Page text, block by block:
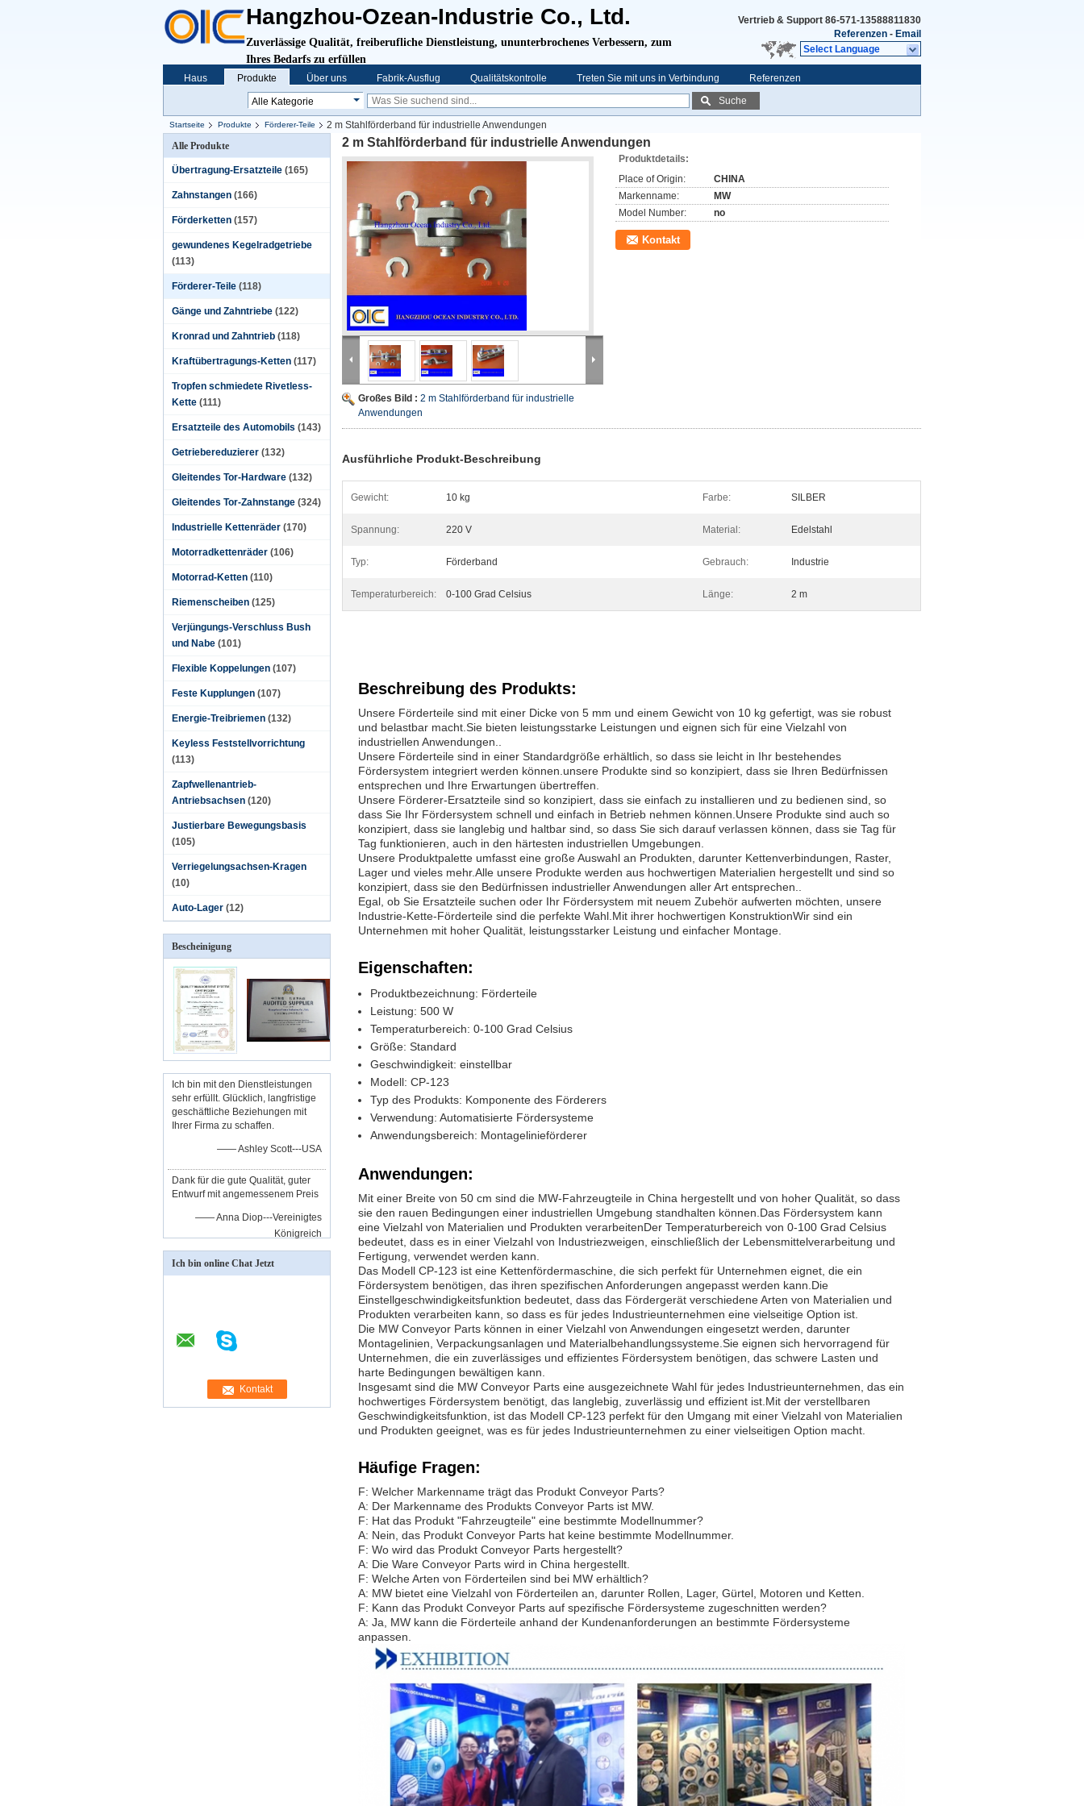
Hangzhou-Ozean-Industrie Co., Ltd.
Zuverlässige Qualität, freiberufliche Dienstleistung, ununterbrochenes Verbessern, zum
Ihres Bedarfs zu erfüllen
Vertrieb & Support 86-571-13588811830
Referenzen - Email
Select Language
Haus Produkte Über uns Fabrik-Ausflug Qualitätskontrolle Treten Sie mit uns in Verbindung
Referenzen
Suche
Startseite Produkte Förderer-Teile
2 m Stahlförderband für industrielle Anwendungen
Alle Produkte
Übertragung-Ersatzteile (165)
Zahnstangen (166)
Förderketten (157)
gewundenes Kegelradgetriebe
(113)
Förderer-Teile (118)
Gänge und Zahntriebe (122)
Kronrad und Zahntrieb (118)
Kraftübertragungs-Ketten (117)
Tropfen schmiedete Rivetless-
Kette (111)
Ersatzteile des Automobils (143)
Getriebereduzierer (132)
Gleitendes Tor-Hardware (132)
Gleitendes Tor-Zahnstange (324)
Industrielle Kettenräder (170)
Motorradkettenräder (106)
Motorrad-Ketten (110)
Riemenscheiben (125)
Verjüngungs-Verschluss Bush
und Nabe (101)
Flexible Koppelungen (107)
Feste Kupplungen (107)
Energie-Treibriemen (132)
Keyless Feststellvorrichtung
(113)
Zapfwellenantrieb-
Antriebsachsen (120)
Justierbare Bewegungsbasis
(105)
Verriegelungsachsen-Kragen
(10)
Auto-Lager (12)
Bescheinigung
Ich bin mit den Dienstleistungen
sehr erfüllt. Glücklich, langfristige
geschäftliche Beziehungen mit
Ihrer Firma zu schaffen.
—— Ashley Scott---USA
Dank für die gute Qualität, guter
Entwurf mit angemessenem Preis
—— Anna Diop---Vereinigtes
Königreich
Ich bin online Chat Jetzt
2 m Stahlförderband für industrielle Anwendungen
Großes Bild : 2 m Stahlförderband für industrielle
Anwendungen
Produktdetails:
Place of Origin:
CHINA
Markenname:
MW
Model Number:
no
Kontakt
Ausführliche Produkt-Beschreibung
Gewicht: 10 kg Farbe: SILBER
Spannung: 220 V Material: Edelstahl
Typ: Förderband Gebrauch: Industrie
Temperaturbereich: 0-100 Grad Celsius Länge: 2 m
Beschreibung des Produkts:
Unsere Förderteile sind mit einer Dicke von 5 mm und einem Gewicht von 10 kg gefertigt, was sie robust
und belastbar macht.Sie bieten leistungsstarke Leistungen und eignen sich für eine Vielzahl von
industriellen Anwendungen..
Unsere Förderteile sind in einer Standardgröße erhältlich, so dass sie leicht in Ihr bestehendes
Fördersystem integriert werden können.unsere Produkte sind so konzipiert, dass sie Ihren Bedürfnissen
entsprechen und Ihre Erwartungen übertreffen.
Unsere Förderer-Ersatzteile sind so konzipiert, dass sie einfach zu installieren und zu bedienen sind, so
dass Sie Ihr Fördersystem schnell und einfach in Betrieb nehmen können.Unsere Produkte sind auch so
konzipiert, dass sie langlebig und haltbar sind, so dass Sie sich darauf verlassen können, dass sie Tag für
Tag funktionieren, auch in den härtesten industriellen Umgebungen.
Unsere Produktpalette umfasst eine große Auswahl an Produkten, darunter Kettenverbindungen, Raster,
Lager und vieles mehr.Alle unsere Produkte werden aus hochwertigen Materialien hergestellt und sind so
konzipiert, dass sie den Bedürfnissen industrieller Anwendungen aller Art entsprechen..
Egal, ob Sie Ersatzteile suchen oder Ihr Fördersystem mit neuem Zubehör aufwerten möchten, unsere
Industrie-Kette-Förderteile sind die perfekte Wahl.Mit ihrer hochwertigen KonstruktionWir sind ein
Unternehmen mit hoher Qualität, leistungsstarker Leistung und einfacher Montage.
Eigenschaften:
Produktbezeichnung: Förderteile
Leistung: 500 W
Temperaturbereich: 0-100 Grad Celsius
Größe: Standard
Geschwindigkeit: einstellbar
Modell: CP-123
Typ des Produkts: Komponente des Förderers
Verwendung: Automatisierte Fördersysteme
Anwendungsbereich: Montagelinieförderer
Anwendungen:
Mit einer Breite von 50 cm sind die MW-Fahrzeugteile in China hergestellt und von hoher Qualität, so dass
sie den rauen Bedingungen einer industriellen Umgebung standhalten können.Das Fördersystem kann
eine Vielzahl von Materialien und Produkten verarbeitenDer Temperaturbereich von 0-100 Grad Celsius
bedeutet, dass es in einer Vielzahl von Industriezweigen, einschließlich der Lebensmittelverarbeitung und
Fertigung, verwendet werden kann.
Das Modell CP-123 ist eine Kettenfördermaschine, die sich perfekt für Unternehmen eignet, die ein
Fördersystem benötigen, das ihren spezifischen Anforderungen angepasst werden kann.Die
Einstellgeschwindigkeitsfunktion bedeutet, dass das Fördergerät verschiedene Arten von Materialien und
Produkten verarbeiten kann, so dass es für jedes Industrieunternehmen eine vielseitige Option ist.
Die MW Conveyor Parts können in einer Vielzahl von Anwendungen eingesetzt werden, darunter
Montagelinien, Verpackungsanlagen und Materialbehandlungssysteme.Sie eignen sich hervorragend für
Unternehmen, die ein zuverlässiges und effizientes Fördersystem benötigen, das schwere Lasten und
harte Bedingungen bewältigen kann.
Insgesamt sind die MW Conveyor Parts eine ausgezeichnete Wahl für jedes Industrieunternehmen, das ein
hochwertiges Fördersystem benötigt, das langlebig, zuverlässig und effizient ist.Mit der verstellbaren
Geschwindigkeitsfunktion, ist das Modell CP-123 perfekt für den Umgang mit einer Vielzahl von Materialien
und Produkten geeignet, was es für jedes Industrieunternehmen zu einer vielseitigen Option macht.
Häufige Fragen:
F: Welcher Markenname trägt das Produkt Conveyor Parts?
A: Der Markenname des Produkts Conveyor Parts ist MW.
F: Hat das Produkt "Fahrzeugteile" eine bestimmte Modellnummer?
A: Nein, das Produkt Conveyor Parts hat keine bestimmte Modellnummer.
F: Wo wird das Produkt Conveyor Parts hergestellt?
A: Die Ware Conveyor Parts wird in China hergestellt.
F: Welche Arten von Förderteilen sind bei MW erhältlich?
A: MW bietet eine Vielzahl von Förderteilen an, darunter Rollen, Lager, Gürtel, Motoren und Ketten.
F: Kann das Produkt Conveyor Parts auf spezifische Fördersysteme zugeschnitten werden?
A: Ja, MW kann die Förderteile anhand der Kundenanforderungen an bestimmte Fördersysteme
anpassen.